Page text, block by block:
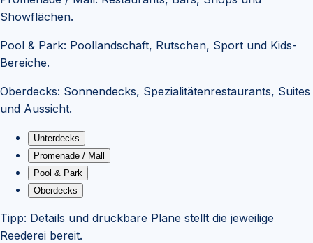
Showflächen.
Pool & Park: Poollandschaft, Rutschen, Sport und Kids-
Bereiche.
Oberdecks: Sonnendecks, Spezialitätenrestaurants, Suites
und Aussicht.
Unterdecks
Promenade / Mall
Pool & Park
Oberdecks
Tipp: Details und druckbare Pläne stellt die jeweilige
Reederei bereit.